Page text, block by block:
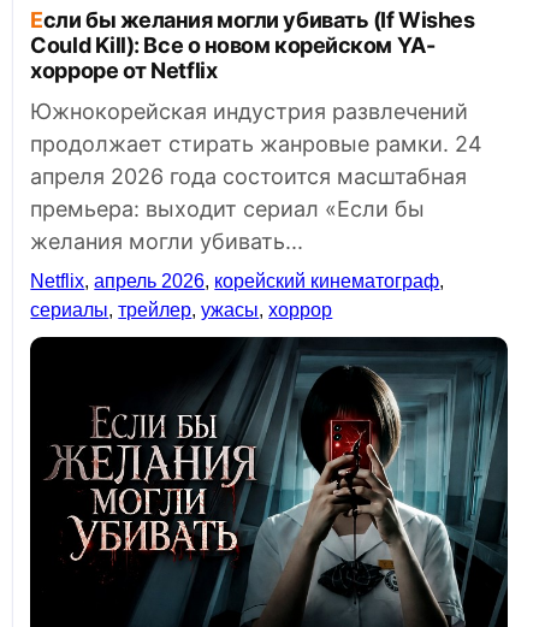
Если бы желания могли убивать (If Wishes
Could Kill): Все о новом корейском YA-
хорроре от Netflix
Южнокорейская индустрия развлечений
продолжает стирать жанровые рамки. 24
апреля 2026 года состоится масштабная
премьера: выходит сериал «Если бы
желания могли убивать...
Netflix,апрель 2026, корейский кинематограф,
сериалы,трейлер,ужасы,хоррор